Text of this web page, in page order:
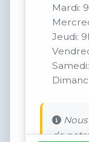
Mardi:
Jeudi:
de